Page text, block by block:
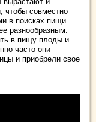
чтобы совместно
в поисках пищи.
разнообразным:
в пищу плоды и
часто они
и приобрели свое